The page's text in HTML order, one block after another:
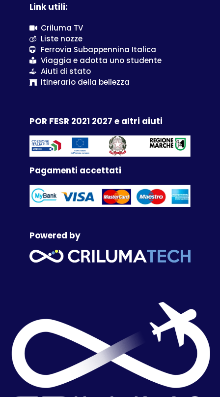
Link utili:
Criluma TV
Liste nozze
Ferrovia Subappennina Italica
Viaggia e adotta uno studente
Aiuti di stato
Itinerario della bellezza
POR FESR 2021 2027 e altri aiuti
Pagamenti accettati
Powered by